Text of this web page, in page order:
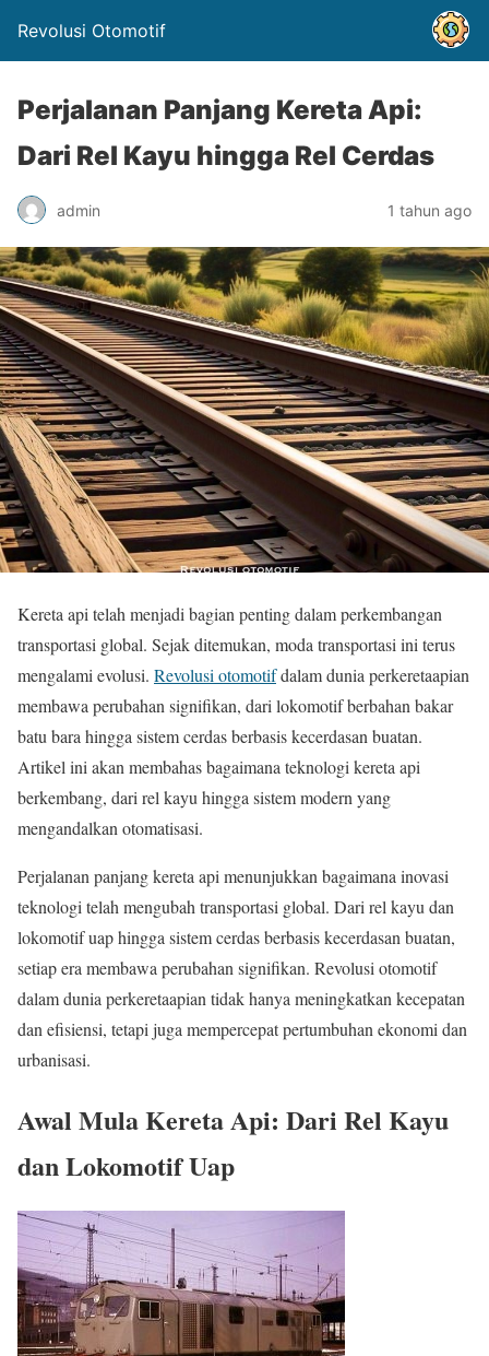
Revolusi Otomotif
Perjalanan Panjang Kereta Api:
Dari Rel Kayu hingga Rel Cerdas
admin 1 tahun ago
Kereta api telah menjadi bagian penting dalam perkembangan
transportasi global. Sejak ditemukan, moda transportasi ini terus
mengalami evolusi. Revolusi otomotifdalam dunia perkeretaapian
membawa perubahan signifikan, dari lokomotif berbahan bakar
batu bara hingga sistem cerdas berbasis kecerdasan buatan.
Artikel ini akan membahas bagaimana teknologi kereta api
berkembang, dari rel kayu hingga sistem modern yang
mengandalkan otomatisasi.
Perjalanan panjang kereta api menunjukkan bagaimana inovasi
teknologi telah mengubah transportasi global. Dari rel kayu dan
lokomotif uap hingga sistem cerdas berbasis kecerdasan buatan,
setiap era membawa perubahan signifikan. Revolusi otomotif
dalam dunia perkeretaapian tidak hanya meningkatkan kecepatan
dan efisiensi, tetapi juga mempercepat pertumbuhan ekonomi dan
urbanisasi.
Awal Mula Kereta Api: Dari Rel Kayu
dan Lokomotif Uap